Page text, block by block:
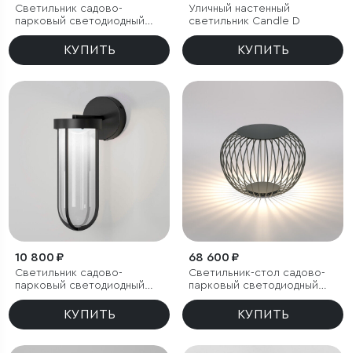
Светильник садово-
парковый светодиодный
Ritz черный
КУПИТЬ
Уличный настенный
светильник Candle D
КУПИТЬ
10 800 ₽
Светильник садово-
парковый светодиодный
Ritz черный
КУПИТЬ
68 600 ₽
Светильник-стол садово-
парковый светодиодный
Firenze черный
КУПИТЬ